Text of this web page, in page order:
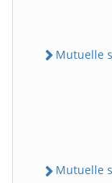
Mutuelle
Mutuelle